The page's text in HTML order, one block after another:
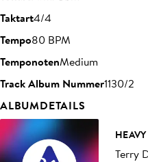
Taktart4/4
Tempo80 BPM
TemponotenMedium
Track Album Nummer1130/2
ALBUMDETAILS
Terry